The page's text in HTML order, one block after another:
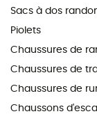
Sacs à dos
Piolets
Chaussures de
Chaussures de
Chaussures de
Chaussons